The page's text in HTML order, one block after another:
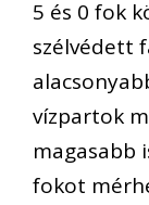
5 és 0 fok
szélvédett
vízpartok
magasabb
fokot